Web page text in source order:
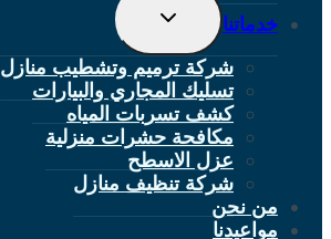
خدماتنا
تبديل
القائمة
شركة ترميم وتشطيب منازل
تسليك المجاري والبيارات
كشف تسربات المياه
مكافحة حشرات منزلية
عزل الاسطح
شركة تنظيف منازل
من نحن
مواعيدنا